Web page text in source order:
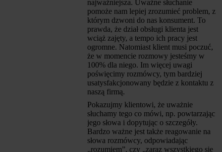
najważniejsza. Uważne słuchanie
pomoże nam lepiej zrozumieć problem, z
którym dzwoni do nas konsument. To
prawda, że dział obsługi klienta jest
wciąż zajęty, a tempo ich pracy jest
ogromne. Natomiast klient musi poczuć,
że w momencie rozmowy jesteśmy w
100% dla niego. Im więcej uwagi
poświęcimy rozmówcy, tym bardziej
usatysfakcjonowany będzie z kontaktu z
naszą firmą.
Pokazujmy klientowi, że uważnie
słuchamy tego co mówi, np. powtarzając
jego słowa i dopytując o szczegóły.
Bardzo ważne jest także reagowanie na
słowa rozmówcy, odpowiadając
„rozumiem”, czy „zaraz wszystkiego się